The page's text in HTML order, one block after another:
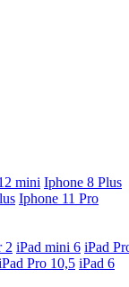
mini Iphone 8 Plus
Iphone 11 Pro
2 iPad mini 6 iPad
Pro 10,5 iPad 6